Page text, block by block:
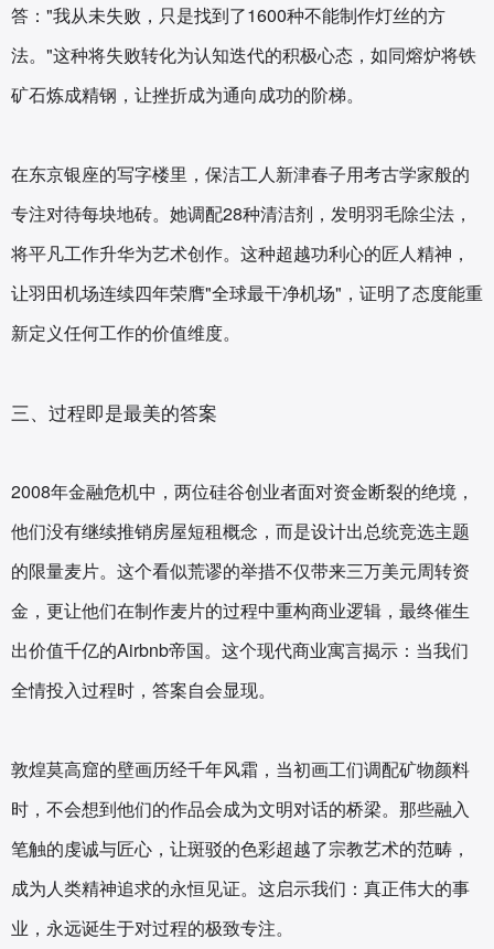
答："我从未失败，只是找到了1600种不能制作灯丝的方
法。"这种将失败转化为认知迭代的积极心态，如同熔炉将铁
矿石炼成精钢，让挫折成为通向成功的阶梯。
在东京银座的写字楼里，保洁工人新津春子用考古学家般的
专注对待每块地砖。她调配28种清洁剂，发明羽毛除尘法，
将平凡工作升华为艺术创作。这种超越功利心的匠人精神，
让羽田机场连续四年荣膺"全球最干净机场"，证明了态度能重
新定义任何工作的价值维度。
三、过程即是最美的答案
2008年金融危机中，两位硅谷创业者面对资金断裂的绝境，
他们没有继续推销房屋短租概念，而是设计出总统竞选主题
的限量麦片。这个看似荒谬的举措不仅带来三万美元周转资
金，更让他们在制作麦片的过程中重构商业逻辑，最终催生
出价值千亿的Airbnb帝国。这个现代商业寓言揭示：当我们
全情投入过程时，答案自会显现。
敦煌莫高窟的壁画历经千年风霜，当初画工们调配矿物颜料
时，不会想到他们的作品会成为文明对话的桥梁。那些融入
笔触的虔诚与匠心，让斑驳的色彩超越了宗教艺术的范畴，
成为人类精神追求的永恒见证。这启示我们：真正伟大的事
业，永远诞生于对过程的极致专注。